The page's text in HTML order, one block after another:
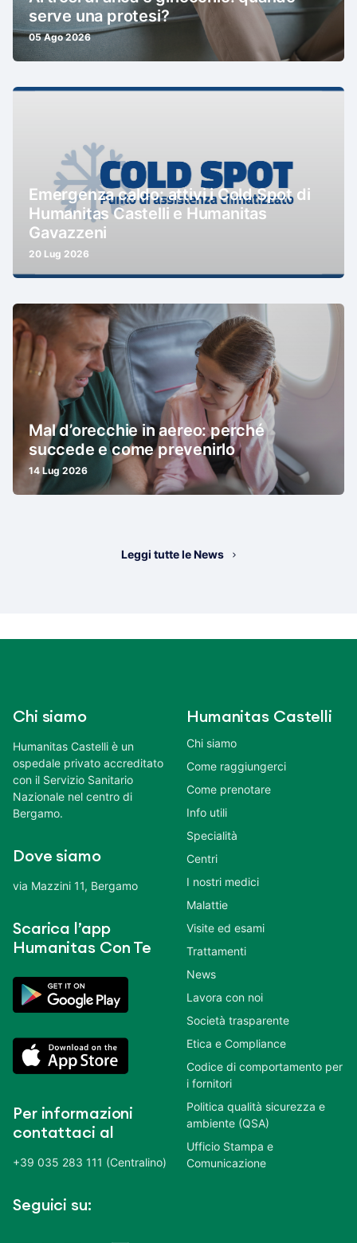
serve una protesi?
05 Ago 2026
Emergenza caldo: attivi i Cold Spot di
Humanitas Castelli e Humanitas
Gavazzeni
20 Lug 2026
Mal d’orecchie in aereo: perché
succede e come prevenirlo
14 Lug 2026
Leggi tutte le News
Chi siamo
Humanitas Castelli è un
ospedale privato accreditato
con il Servizio Sanitario
Nazionale nel centro di
Bergamo.
Dove siamo
via Mazzini 11, Bergamo
Scarica l’app
Humanitas Con Te
Per informazioni
contattaci al
+39 035 283 111 (Centralino)
Seguici su:
Humanitas Castelli
Chi siamo
Come raggiungerci
Come prenotare
Info utili
Specialità
Centri
I nostri medici
Malattie
Visite ed esami
Trattamenti
News
Lavora con noi
Società trasparente
Etica e Compliance
Codice di comportamento per
i fornitori
Politica qualità sicurezza e
ambiente (QSA)
Ufficio Stampa e
Comunicazione